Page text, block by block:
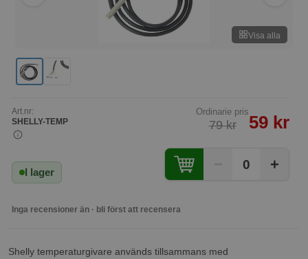
Visa alla
Art.nr:
SHELLY-TEMP
Ordinarie pris
79 kr 59 kr
I lager 0 +
Inga recensioner än · bli först att recensera
Shelly temperaturgivare används tillsammans med